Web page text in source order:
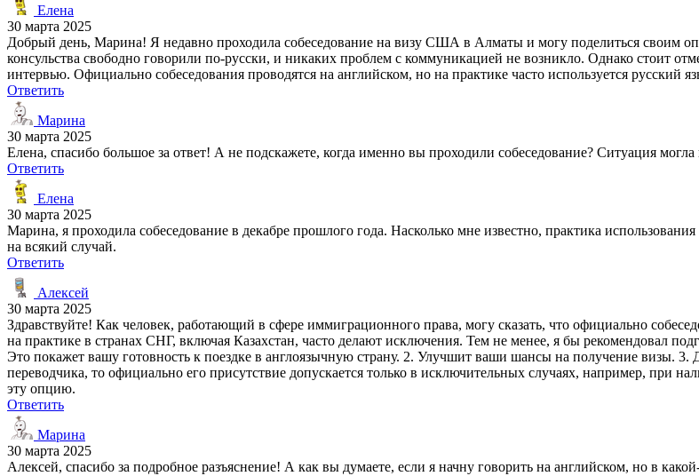
Елена
30 марта 2025
Добрый день, Марина! Я недавно проходила собеседование на визу США в Алматы и могу поделиться своим
консульства свободно говорили по-русски, и никаких проблем с коммуникацией не возникло. Однако стоит
интервью. Официально собеседования проводятся на английском, но на практике часто используется русский
Ответить
Марина
30 марта 2025
Елена, спасибо большое за ответ! А не подскажете, когда именно вы проходили собеседование? Ситуация могла
Ответить
Елена
30 марта 2025
Марина, я проходила собеседование в декабре прошлого года. Насколько мне известно, практика
на всякий случай.
Ответить
Алексей
30 марта 2025
Здравствуйте! Как человек, работающий в сфере иммиграционного права, могу сказать, что официально
на практике в странах СНГ, включая Казахстан, часто делают исключения. Тем не менее, я бы рекомендовал
Это покажет вашу готовность к поездке в англоязычную страну. 2. Улучшит ваши шансы на получение визы. 3.
переводчика, то официально его присутствие допускается только в исключительных случаях, например, при
эту опцию.
Ответить
Марина
30 марта 2025
Алексей, спасибо за подробное разъяснение! А как вы думаете, если я начну говорить на английском, но в